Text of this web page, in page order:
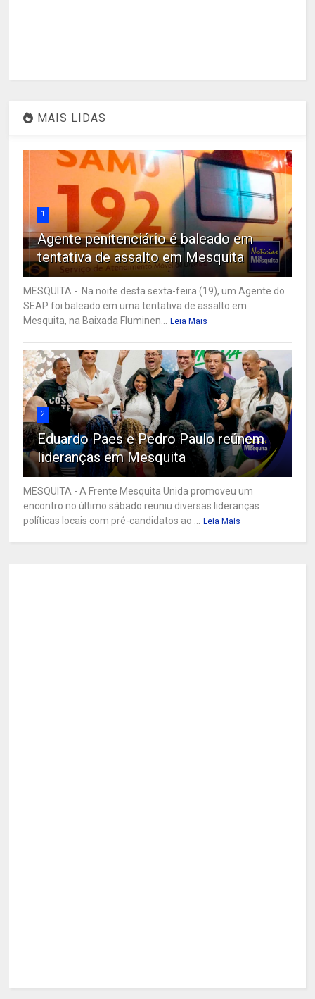
MAIS LIDAS
1
Agente penitenciário é baleado em
tentativa de assalto em Mesquita
MESQUITA - Na noite desta sexta-feira (19), um Agente do
SEAP foi baleado em uma tentativa de assalto em
Mesquita, na Baixada Fluminen... Leia Mais
2
Eduardo Paes e Pedro Paulo reúnem
lideranças em Mesquita
MESQUITA - A Frente Mesquita Unida promoveu um
encontro no último sábado reuniu diversas lideranças
políticas locais com pré-candidatos ao ... Leia Mais